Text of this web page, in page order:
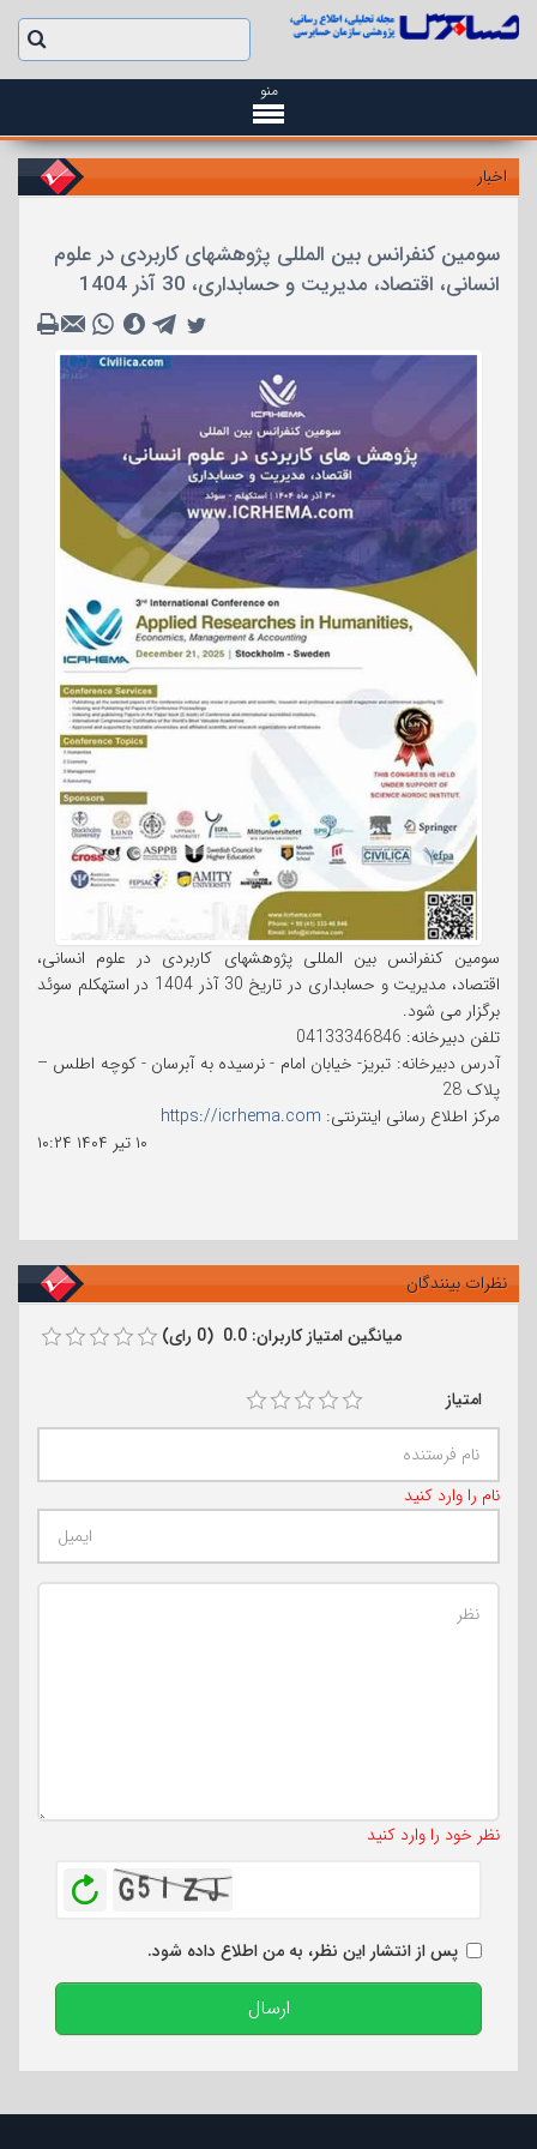
منو
اخبار
سومین کنفرانس بین المللی پژوهشهای کاربردی در علوم
انسانی، اقتصاد، مدیریت و حسابداری، 30 آذر 1404
سومین کنفرانس بین المللی پژوهشهای کاربردی در علوم انسانی،
اقتصاد، مدیریت و حسابداری در تاریخ 30 آذر 1404 در استهکلم سوئد
برگزار می شود.
تلفن دبیرخانه: 04133346846
آدرس دبیرخانه: تبریز- خیابان امام - نرسیده به آبرسان - کوچه اطلس –
پلاک 28
مرکز اطلاع رسانی اینترنتی: https://icrhema.com
۱۰ تیر ۱۴۰۴
۱۰:۲۴
نظرات بینندگان
میانگین امتیاز کاربران: 0.0 (0 رای)
امتیاز
نام را وارد کنید
نظر خود را وارد کنید
پس از انتشار این نظر، به من اطلاع داده شود.
ارسال